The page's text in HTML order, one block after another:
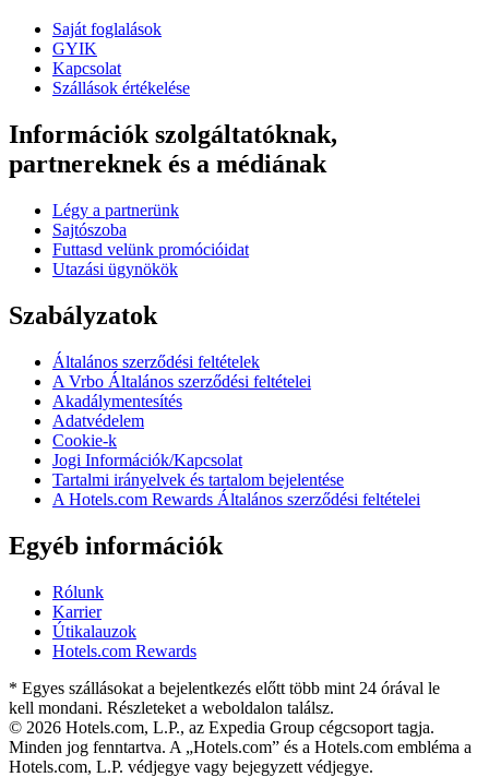
Saját foglalások
GYIK
Kapcsolat
Szállások értékelése
Információk szolgáltatóknak,
partnereknek és a médiának
Légy a partnerünk
Sajtószoba
Futtasd velünk promócióidat
Utazási ügynökök
Szabályzatok
Általános szerződési feltételek
A Vrbo Általános szerződési feltételei
Akadálymentesítés
Adatvédelem
Cookie-k
Jogi Információk/Kapcsolat
Tartalmi irányelvek és tartalom bejelentése
A Hotels.com Rewards Általános szerződési feltételei
Egyéb információk
Rólunk
Karrier
Útikalauzok
Hotels.com Rewards
* Egyes szállásokat a bejelentkezés előtt több mint 24 órával le
kell mondani. Részleteket a weboldalon találsz.
© 2026 Hotels.com, L.P., az Expedia Group cégcsoport tagja.
Minden jog fenntartva. A „Hotels.com” és a Hotels.com embléma a
Hotels.com, L.P. védjegye vagy bejegyzett védjegye.